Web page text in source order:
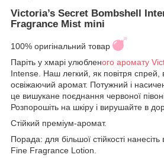
Victoria’s Secret Bombshell
Fragrance Mist mini
100% оригінальний товар
Паріть у хмарі улюбленого аромату
Intense. Наш легкий, як повітря спрей,
освіжаючий аромат. Потужний і
це вишукане поєднання червоної
Розпорошіть на шкіру і вирушайте в
Стійкий преміум-аромат.
Порада: для більшої стійкості
Fine Fragrance Lotion.